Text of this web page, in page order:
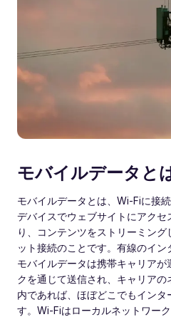
モバイルデータと
モバイルデータとは、Wi-Fiに接
デバイスでウェブサイトにアク
り、コンテンツをストリーミン
ット接続のことです。有線のイン
モバイルデータは携帯キャリア
クを通じて送信され、キャリア
内であれば、ほぼどこでもインタ
す。Wi-Fiはローカルネットワー